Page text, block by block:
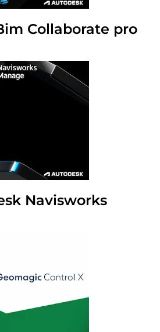
Collaborate pro
Navisworks